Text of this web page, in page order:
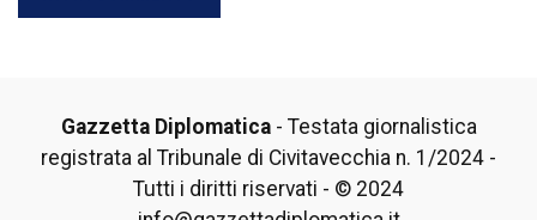
Gazzetta Diplomatica- Testata giornalistica
registrata al Tribunale di Civitavecchia n. 1/2024 -
Tutti i diritti riservati - © 2024